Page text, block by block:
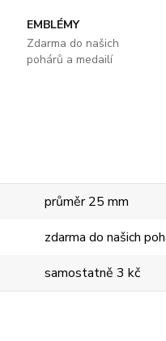
EMBLÉMY
Zdarma do našich
pohárů a medailí
průměr 25 mm
zdarma do našich
samostatně 3 kč